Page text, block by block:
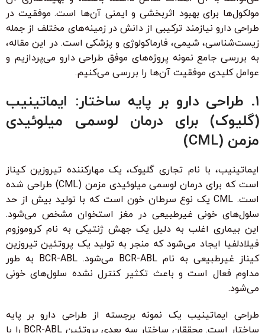
مولکول‌ها برای بهبود اثربخشی و ایمنی آن‌ها است. موفقیت در
طراحی دارو نیازمند ترکیبی از دانش در زمینه‌های مختلف از جمله
زیست‌شناسی، شیمی، فارماکولوژی و پزشکی است. در این مقاله،
به بررسی جامع نمونه پروژه‌های موفق طراحی دارو می‌پردازیم و
عوامل کلیدی موفقیت آن‌ها را بررسی می‌کنیم.
1. طراحی دارو بر پایه ساختار: ایماتینیب
(گلیوک) برای درمان لوسمی میلوئیدی
مزمن (CML)
ایماتینیب، با نام تجاری گلیوک، یک مهارکننده تیروزین کیناز
است که برای درمان لوسمی میلوئیدی مزمن (CML) طراحی شده
است. CML یک نوع سرطان خون است که با تولید بیش از حد
سلول‌های خونی غیرطبیعی در مغز استخوان مشخص می‌شود.
این بیماری اغلب به دلیل یک جهش ژنتیکی به نام کروموزوم
فیلادلفیا ایجاد می‌شود که منجر به تولید یک پروتئین تیروزین
کیناز غیرطبیعی به نام BCR-ABL می‌شود. BCR-ABL به طور
مداوم فعال است و باعث تکثیر کنترل نشده سلول‌های خونی
می‌شود.
طراحی ایماتینیب یک نمونه برجسته از طراحی دارو بر پایه
ساختار است. محققان ساختار سه بعدی پروتئین BCR-ABL را با